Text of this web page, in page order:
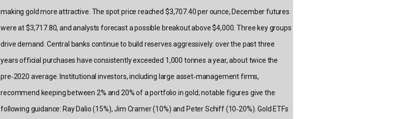
making gold more attractive. The spot price reached $3,707.40 per ounce, December futures
were at $3,717.80, and analysts forecast a possible breakout above $4,000. Three key groups
drive demand. Central banks continue to build reserves aggressively: over the past three
years official purchases have consistently exceeded 1,000 tonnes a year, about twice the
pre‑2020 average. Institutional investors, including large asset‑management firms,
recommend keeping between 2% and 20% of a portfolio in gold; notable figures give the
following guidance: Ray Dalio (15%), Jim Cramer (10%) and Peter Schiff (10‑20%). Gold ETFs